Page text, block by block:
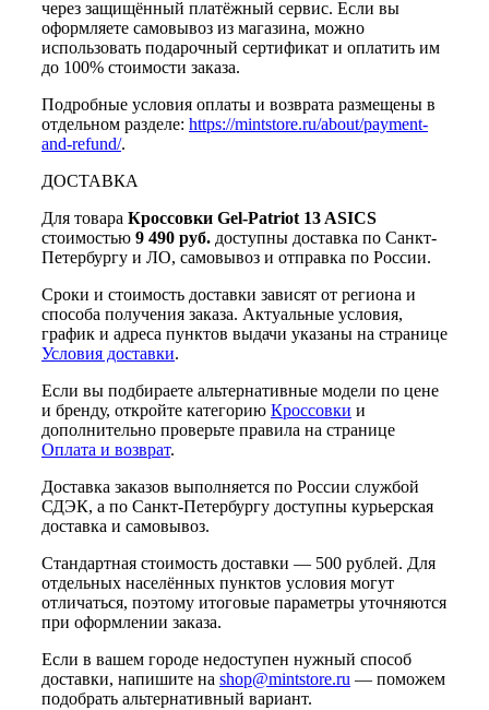
через защищённый платёжный сервис. Если вы
оформляете самовывоз из магазина, можно
использовать подарочный сертификат и оплатить им
до 100% стоимости заказа.
Подробные условия оплаты и возврата размещены в
отдельном разделе: https://mintstore.ru/about/payment-
and-refund/.
ДОСТАВКА
Для товара Кроссовки Gel-Patriot 13 ASICS
стоимостью 9 490 руб. доступны доставка по Санкт-
Петербургу и ЛО, самовывоз и отправка по России.
Сроки и стоимость доставки зависят от региона и
способа получения заказа. Актуальные условия,
график и адреса пунктов выдачи указаны на странице
Условия доставки.
Если вы подбираете альтернативные модели по цене
и бренду, откройте категорию Кроссовки и
дополнительно проверьте правила на странице
Оплата и возврат.
Доставка заказов выполняется по России службой
СДЭК, а по Санкт-Петербургу доступны курьерская
доставка и самовывоз.
Стандартная стоимость доставки — 500 рублей. Для
отдельных населённых пунктов условия могут
отличаться, поэтому итоговые параметры уточняются
при оформлении заказа.
Если в вашем городе недоступен нужный способ
доставки, напишите на shop@mintstore.ru — поможем
подобрать альтернативный вариант.